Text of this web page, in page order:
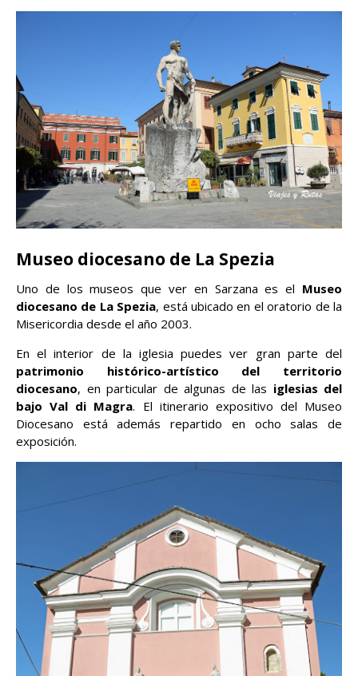
Museo diocesano de La Spezia
Uno de los museos que ver en Sarzana es el Museo
diocesano de La Spezia, está ubicado en el oratorio de la
Misericordia desde el año 2003.
En el interior de la iglesia puedes ver gran parte del
patrimonio histórico-artístico del territorio
diocesano, en particular de algunas de las iglesias del
bajo Val di Magra. El itinerario expositivo del Museo
Diocesano está además repartido en ocho salas de
exposición.